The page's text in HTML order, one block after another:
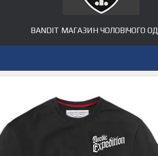
BANDIT МАГАЗИН ЧОЛОВІЧОГО